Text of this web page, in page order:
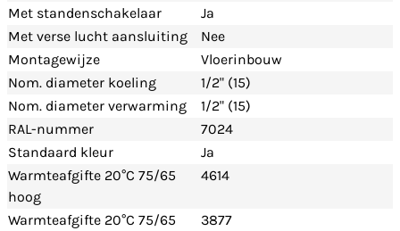
Met standenschakelaar
Ja
Met verse lucht aansluiting
Nee
Montagewijze
Vloerinbouw
Nom. diameter koeling
1/2" (15)
Nom. diameter verwarming
1/2" (15)
RAL-nummer
7024
Standaard kleur
Ja
Warmteafgifte 20°C 75/65
hoog
4614
Warmteafgifte 20°C 75/65
3877